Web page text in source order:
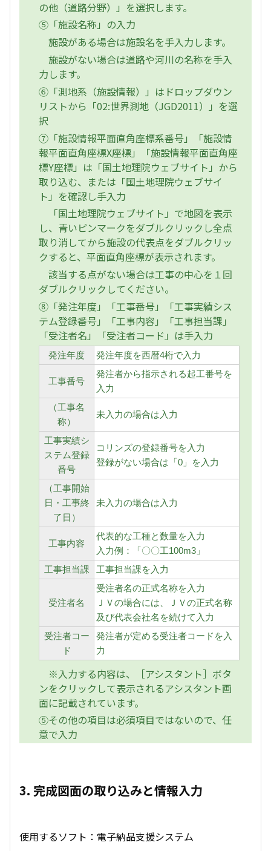
の他（道路分野）」を選択します。
⑤「施設名称」の入力
施設がある場合は施設名を手入力します。
施設がない場合は道路や河川の名称を手入
力します。
⑥「測地系（施設情報）」はドロップダウン
リストから「02:世界測地（JGD2011）」を選
択
⑦「施設情報平面直角座標系番号」「施設情
報平面直角座標X座標」「施設情報平面直角座
標Y座標」は「国土地理院ウェブサイト」から
取り込む、または「国土地理院ウェブサイ
ト」を確認し手入力
「国土地理院ウェブサイト」で地図を表示
し、青いピンマークをダブルクリックし全点
取り消してから施設の代表点をダブルクリッ
クすると、平面直角座標が表示されます。
該当する点がない場合は工事の中心を１回
ダブルクリックしてください。
⑧「発注年度」「工事番号」「工事実績シス
テム登録番号」「工事内容」「工事担当課」
「受注者名」「受注者コード」は手入力
発注年度 発注年度を西暦4桁で入力
工事番号
発注者から指示される起工番号を
入力
（工事名
称）
未入力の場合は入力
工事実績シ
ステム登録
番号
コリンズの登録番号を入力
登録がない場合は「0」を入力
（工事開始
日・工事終
了日）
未入力の場合は入力
工事内容
代表的な工種と数量を入力
入力例：「〇〇工100m3」
工事担当課
工事担当課を入力
受注者名
受注者名の正式名称を入力
ＪＶの場合には、ＪＶの正式名称
及び代表会社名を続けて入力
受注者コー
ド
発注者が定める受注者コードを入
力
※入力する内容は、［アシスタント］ボタ
ンをクリックして表示されるアシスタント画
面に記載されています。
⑤その他の項目は必須項目ではないので、任
意で入力
3. 完成図面の取り込みと情報入力
使用するソフト：電子納品支援システム